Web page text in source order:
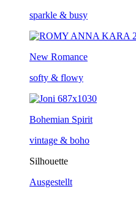
sparkle & busy
New Romance
softy & flowy
Bohemian Spirit
vintage & boho
Silhouette
Ausgestellt